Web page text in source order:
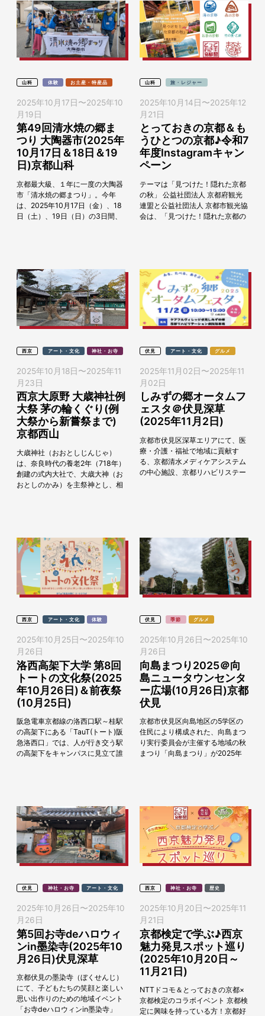
山科 体験 お土産・特産品
2025年10月17日〜2025年10
月19日
第49回清水焼の郷ま
つり 大陶器市(2025年
10月17日＆18日＆19
日)京都山科
京都最大級、１年に一度の大陶器
市「清水焼の郷まつり」。今年
は、2025年10月17日（金）、18
日（土）、19日（日）の3日間、
山科 旅・レジャー
2025年10月14日〜2025年12
月21日
とっておきの京都＆も
うひとつの京都♪令和7
年度Instagramキャン
ペーン
テーマは「見つけた！隠れた京都
の秋」 公益社団法人 京都府観光
連盟と公益社団法人 京都市観光協
会は、「見つけた！隠れた京都の
西京 アート・文化 神社・お寺
2025年10月18日 〜2025年11
月23日
西京大原野 大歳神社例
大祭 茅の輪くぐり(例
大祭から新嘗祭まで)
京都西山
大歳神社（おおとしじんじゃ）
は、奈良時代の養老2年（718年）
創建の式内大社で、大歳大神（お
おとしのかみ）を主祭神とし、相
伏見 アート・文化 グルメ
2025年11月02日 〜2025年11
月02日
しみずの郷オータムフ
ェスタ＠伏見深草
(2025年11月2日)
京都市伏見区深草エリアにて、医
療・介護・福祉で地域に貢献す
る、京都清水メディケアシステム
の中心施設、京都リハビリステー
西京 アート・文化 体験
2025年10月25日 〜2025年10
月26日
洛西高架下大学 第8回
トートの文化祭(2025
年10月26日)＆前夜祭
(10月25日)
阪急電車京都線の洛西口駅～桂駅
の高架下にある「TauT(トート)阪
急洛西口」では、人が行き交う駅
の高架下をキャンパスに見立て誰
伏見 季節 グルメ
2025年10月26日 〜2025年10
月26日
向島まつり2025＠向
島ニュータウンセンタ
ー広場(10月26日)京都
伏見
京都市伏見区向島地区の5学区の
住民により構成された、向島まつ
り実行委員会が主催する地域の秋
まつり「向島まつり」が2025年
伏見 神社・お寺 アート・文化
2025年10月26日 〜2025年10
月26日
第5回お寺deハロウィ
ンin墨染寺(2025年10
月26日)伏見深草
京都伏見の墨染寺（ぼくせんじ）
にて、子どもたちの笑顔と楽しい
思い出作りのための地域イベント
「お寺deハロウィンin墨染寺」
西京 神社・お寺 歴史
2025年10月20日 〜2025年11
月21日
京都検定で学ぶ♪西京
魅力発見スポット巡り
(2025年10月20日～
11月21日)
NTTドコモ＆とっておきの京都×
京都検定のコラボイベント 京都検
定に興味を持っている方！京都好